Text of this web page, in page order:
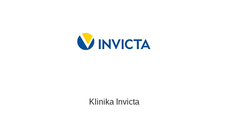
Klinika Invicta